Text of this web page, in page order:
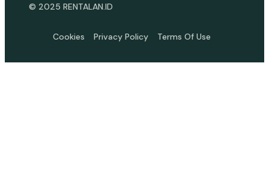
© 2025 RENTALAN.ID
Cookies Privacy Policy Terms Of Use